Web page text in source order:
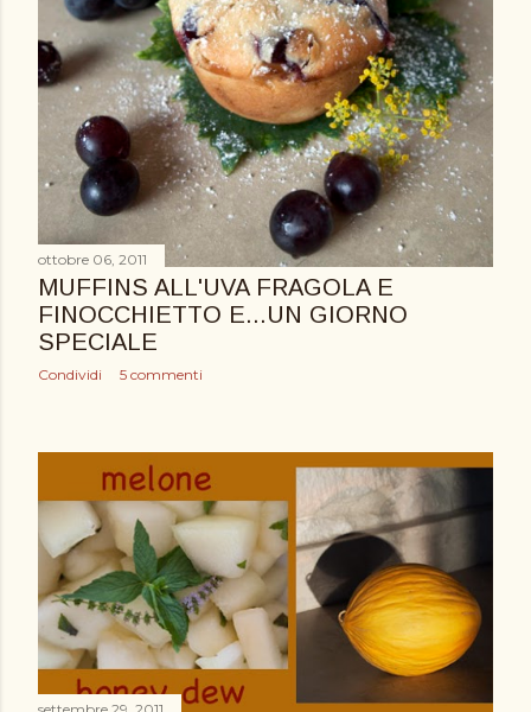
ottobre 06, 2011
MUFFINS ALL'UVA FRAGOLA E
FINOCCHIETTO E...UN GIORNO
SPECIALE
Condividi 5 commenti